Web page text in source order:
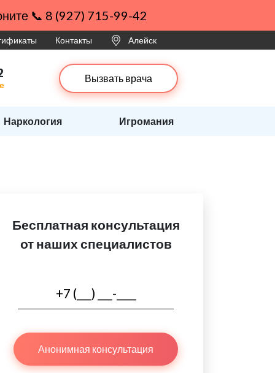
📞 8 (927) 715-99-42
Контакты Алейск
Вызвать врача
Наркология Игромания
Бесплатная консультация
от наших специалистов
Анонимная консультация